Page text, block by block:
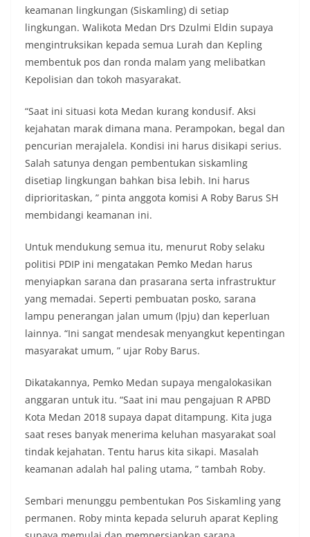
keamanan lingkungan (Siskamling) di setiap
lingkungan. Walikota Medan Drs Dzulmi Eldin supaya
mengintruksikan kepada semua Lurah dan Kepling
membentuk pos dan ronda malam yang melibatkan
Kepolisian dan tokoh masyarakat.
“Saat ini situasi kota Medan kurang kondusif. Aksi
kejahatan marak dimana mana. Perampokan, begal dan
pencurian merajalela. Kondisi ini harus disikapi serius.
Salah satunya dengan pembentukan siskamling
disetiap lingkungan bahkan bisa lebih. Ini harus
diprioritaskan, ” pinta anggota komisi A Roby Barus SH
membidangi keamanan ini.
Untuk mendukung semua itu, menurut Roby selaku
politisi PDIP ini mengatakan Pemko Medan harus
menyiapkan sarana dan prasarana serta infrastruktur
yang memadai. Seperti pembuatan posko, sarana
lampu penerangan jalan umum (lpju) dan keperluan
lainnya. “Ini sangat mendesak menyangkut kepentingan
masyarakat umum, ” ujar Roby Barus.
Dikatakannya, Pemko Medan supaya mengalokasikan
anggaran untuk itu. “Saat ini mau pengajuan R APBD
Kota Medan 2018 supaya dapat ditampung. Kita juga
saat reses banyak menerima keluhan masyarakat soal
tindak kejahatan. Tentu harus kita sikapi. Masalah
keamanan adalah hal paling utama, ” tambah Roby.
Sembari menunggu pembentukan Pos Siskamling yang
permanen. Roby minta kepada seluruh aparat Kepling